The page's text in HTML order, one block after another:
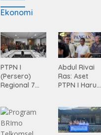
Ekonomi
PTPN I
(Persero)
Regional 7
Pengamanan
Aset dari
Holding
Abdul Rivai
Ras: Aset
PTPN I Harus